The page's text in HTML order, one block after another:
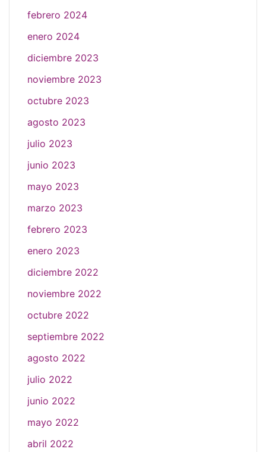
febrero 2024
enero 2024
diciembre 2023
noviembre 2023
octubre 2023
agosto 2023
julio 2023
junio 2023
mayo 2023
marzo 2023
febrero 2023
enero 2023
diciembre 2022
noviembre 2022
octubre 2022
septiembre 2022
agosto 2022
julio 2022
junio 2022
mayo 2022
abril 2022